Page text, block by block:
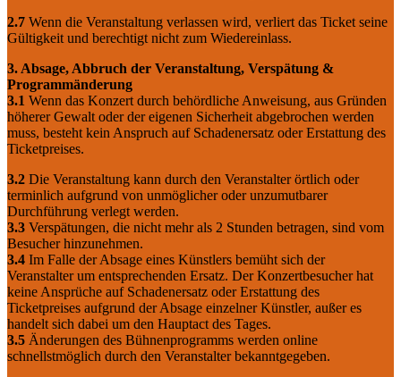
2.7 Wenn die Veranstaltung verlassen wird, verliert das Ticket seine
Gültigkeit und berechtigt nicht zum Wiedereinlass.
3. Absage, Abbruch der Veranstaltung, Verspätung &
Programmänderung
3.1 Wenn das Konzert durch behördliche Anweisung, aus Gründen
höherer Gewalt oder der eigenen Sicherheit abgebrochen werden
muss, besteht kein Anspruch auf Schadenersatz oder Erstattung des
Ticketpreises.
3.2 Die Veranstaltung kann durch den Veranstalter örtlich oder
terminlich aufgrund von unmöglicher oder unzumutbarer
Durchführung verlegt werden.
3.3 Verspätungen, die nicht mehr als 2 Stunden betragen, sind vom
Besucher hinzunehmen.
3.4 Im Falle der Absage eines Künstlers bemüht sich der
Veranstalter um entsprechenden Ersatz. Der Konzertbesucher hat
keine Ansprüche auf Schadenersatz oder Erstattung des
Ticketpreises aufgrund der Absage einzelner Künstler, außer es
handelt sich dabei um den Hauptact des Tages.
3.5 Änderungen des Bühnenprogramms werden online
schnellstmöglich durch den Veranstalter bekanntgegeben.